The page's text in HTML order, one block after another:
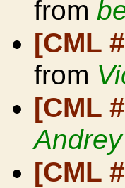
from
[CML
from
[CML
Andrey
[CML